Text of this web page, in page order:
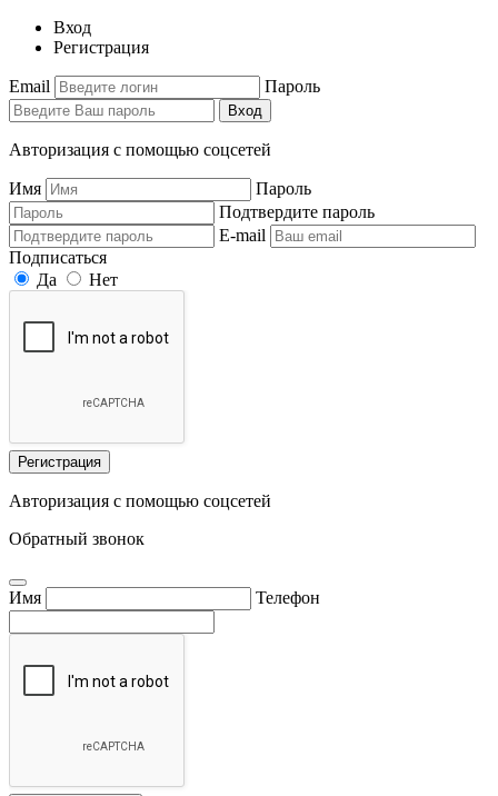
Вход
Регистрация
Email Пароль
Вход
Авторизация с помощью соцсетей
Имя
Пароль
Подтвердите пароль
E-mail
Подписаться
Да
Нет
Регистрация
Авторизация с помощью соцсетей
Обратный звонок
Имя Телефон